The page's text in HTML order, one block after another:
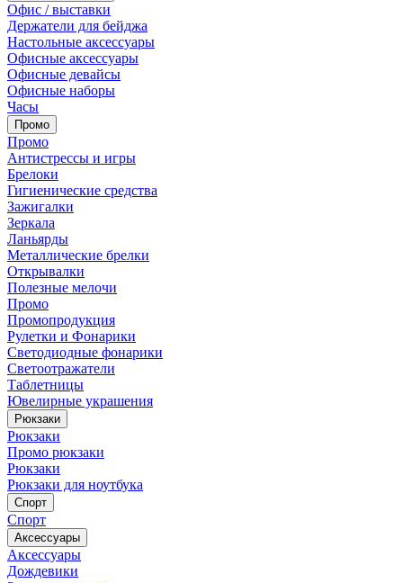
Офис / выставки
Держатели для бейджа
Настольные аксессуары
Офисные аксессуары
Офисные девайсы
Офисные наборы
Часы
Промо
Промо
Антистрессы и игры
Брелоки
Гигиенические средства
Зажигалки
Зеркала
Ланьярды
Металлические брелки
Открывалки
Полезные мелочи
Промо
Промопродукция
Рулетки и Фонарики
Светодиодные фонарики
Светоотражатели
Таблетницы
Ювелирные украшения
Рюкзаки
Рюкзаки
Промо рюкзаки
Рюкзаки
Рюкзаки для ноутбука
Спорт
Спорт
Аксессуары
Аксессуары
Дождевики